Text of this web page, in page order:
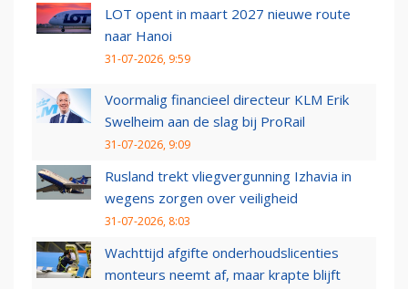
LOT opent in maart 2027 nieuwe route
naar Hanoi
31-07-2026, 9:59
Voormalig financieel directeur KLM Erik
Swelheim aan de slag bij ProRail
31-07-2026, 9:09
Rusland trekt vliegvergunning Izhavia in
wegens zorgen over veiligheid
31-07-2026, 8:03
Wachttijd afgifte onderhoudslicenties
monteurs neemt af, maar krapte blijft